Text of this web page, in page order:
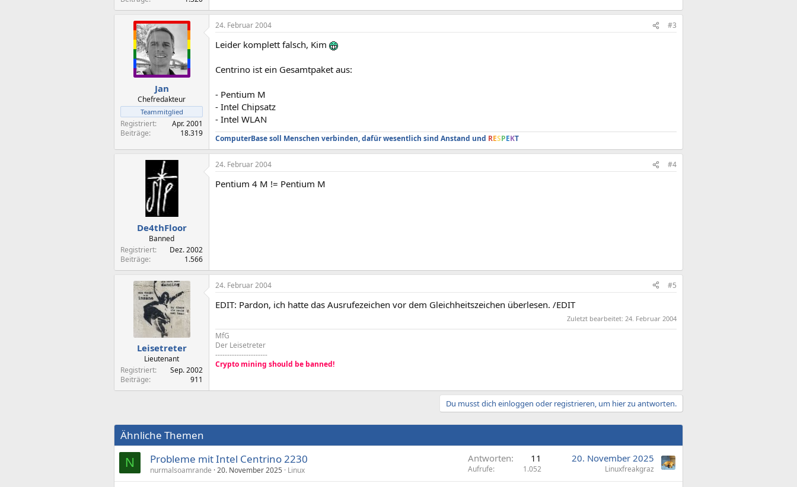
Jan
Chefredakteur
Teammitglied
Registriert
Apr. 2001
Beiträge
18.319
24. Februar 2004 #3
Leider komplett falsch, Kim
Centrino ist ein Gesamtpaket aus:
- Pentium M
- Intel Chipsatz
- Intel WLAN
ComputerBase soll Menschen verbinden, dafür wesentlich sind Anstand und RESPEKT
De4thFloor
Banned
Registriert
Dez. 2002
Beiträge
1.566
24. Februar 2004 #4
Pentium 4 M != Pentium M
Leisetreter
Lieutenant
Registriert
Sep. 2002
Beiträge
911
24. Februar 2004 #5
EDIT: Pardon, ich hatte das Ausrufezeichen vor dem Gleichheitszeichen überlesen. /EDIT
Zuletzt bearbeitet: 24. Februar 2004
MfG
Der Leisetreter
----------------------
Crypto mining should be banned!
Du musst dich einloggen oder registrieren, um hier zu antworten.
Ähnliche Themen
N Probleme mit Intel Centrino 2230
nurmalsoamrande 20. November 2025 Linux
Antworten 11
Aufrufe 1.052
20. November 2025
Linuxfreakgraz